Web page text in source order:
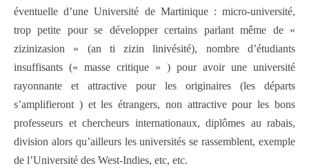
éventuelle d’une Université de Martinique : micro-université,
trop petite pour se développer certains parlant même de «
zizinizasion » (an ti zizin linivésité), nombre d’étudiants
insuffisants (« masse critique » ) pour avoir une université
rayonnante et attractive pour les originaires (les départs
s’amplifieront ) et les étrangers, non attractive pour les bons
professeurs et chercheurs internationaux, diplômes au rabais,
division alors qu’ailleurs les universités se rassemblent, exemple
de l’Université des West-Indies, etc, etc.